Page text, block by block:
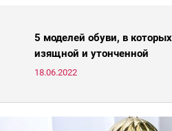
японок и кореянок играет
средств для молодости от Ксении
и «эксперта идеальной кожи
5 моделей обуви, в
изящной и утонченной
18.06.2022